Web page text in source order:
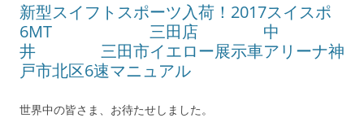
新型スイフトスポーツ入荷！2017スイスポ
6MT 三田店 中
井 三田市イエロー展示車アリーナ神
戸市北区6速マニュアル
世界中の皆さま、お待たせしました。